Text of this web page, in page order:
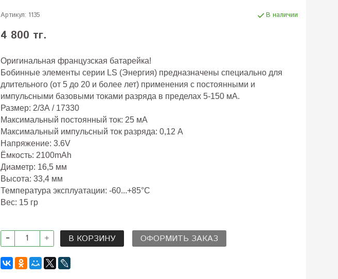
Артикул: 1135 В наличии
4 800 тг.
Оригинальная французская батарейка!
Бобинные элементы серии LS (Энергия) предназначены специально для
длительного (от 5 до 20 и более лет) применения с постоянными и
импульсными базовыми токами разряда в пределах 5-150 мА.
Размер: 2/3А / 17330
Максимальный постоянный ток: 25 мА
Максимальный импульсный ток разряда: 0,12 А
Напряжение: 3.6V
Ёмкость: 2100mAh
Диаметр: 16,5 мм
Высота: 33,4 мм
Температура эксплуатации: -60...+85°C
Вес: 15 гр
В КОРЗИНУ ОФОРМИТЬ ЗАКАЗ